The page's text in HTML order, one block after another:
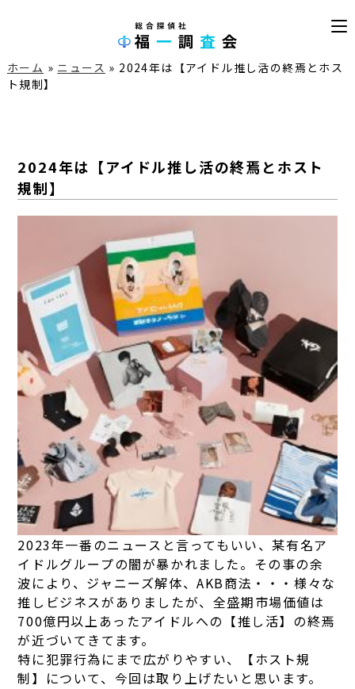
ホーム » ニュース » 2024年は【アイドル推し活の終焉とホス
ト規制】
2024年は【アイドル推し活の終焉とホスト
規制】
2023年一番のニュースと言ってもいい、某有名ア
イドルグループの闇が暴かれました。その事の余
波により、ジャニーズ解体、AKB商法・・・様々な
推しビジネスがありましたが、全盛期市場価値は
700億円以上あったアイドルへの【推し活】の終焉
が近づいてきてます。
特に犯罪行為にまで広がりやすい、【ホスト規
制】について、今回は取り上げたいと思います。